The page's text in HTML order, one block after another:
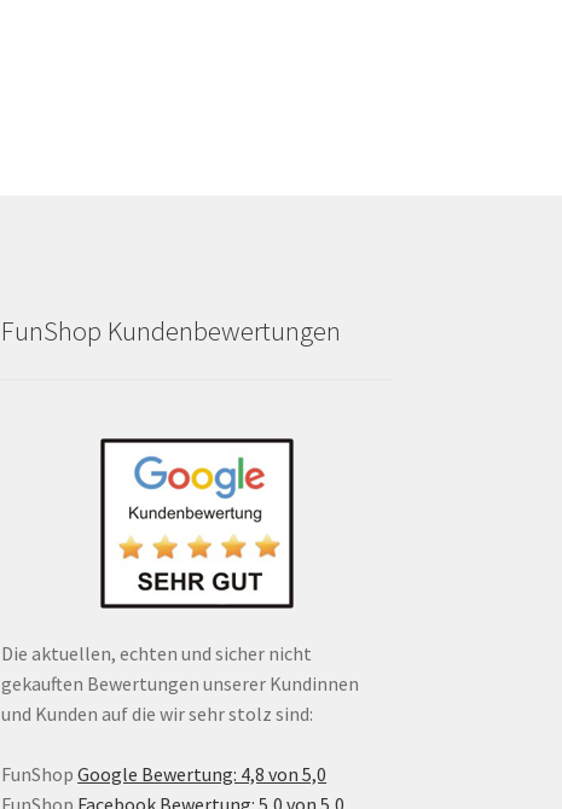
FunShop Kundenbewertungen
Die aktuellen, echten und sicher nicht
gekauften Bewertungen unserer Kundinnen
und Kunden auf die wir sehr stolz sind:
FunShop Google Bewertung: 4,8 von 5,0
FunShop Facebook Bewertung: 5,0 von 5,0